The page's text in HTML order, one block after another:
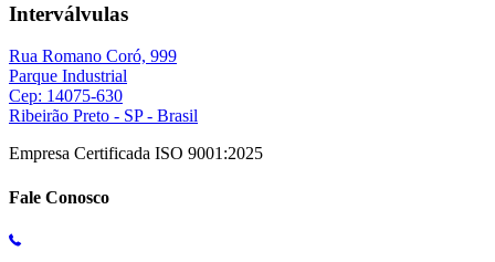
Interválvulas
Rua Romano Coró, 999
Parque Industrial
Cep: 14075-630
Ribeirão Preto - SP - Brasil
Empresa Certificada ISO 9001:2025
Fale Conosco